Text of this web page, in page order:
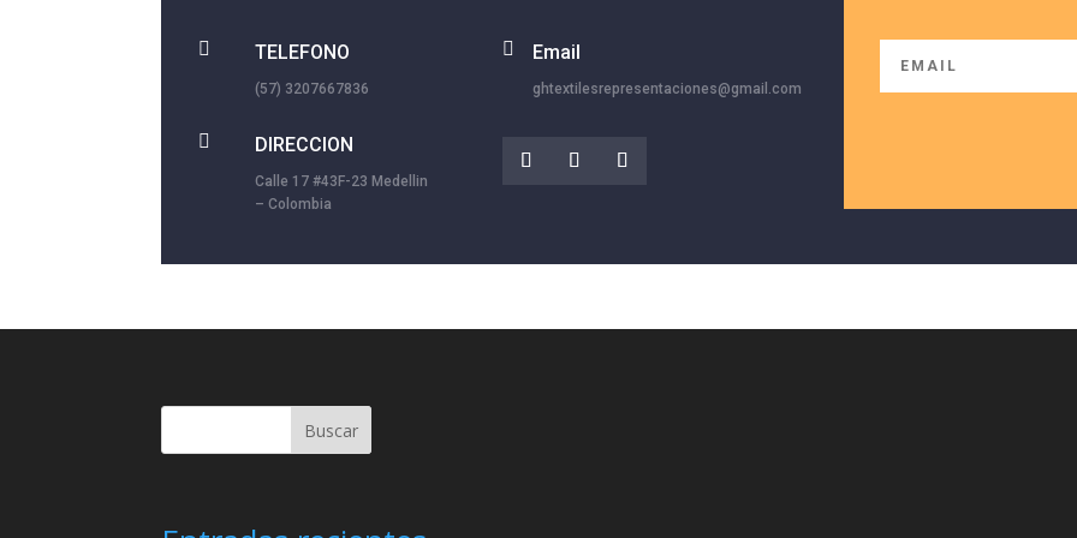
 TELEFONO
(57) 3207667836
 DIRECCION
Calle 17 #43F-23 Medellin
– Colombia
 Email
ghtextilesrepresentaciones@gmail.com
Buscar